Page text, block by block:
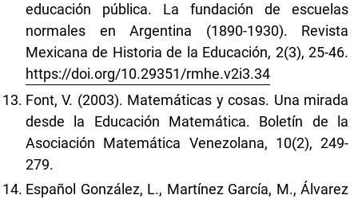
educación pública. La fundación de escuelas
normales en Argentina (1890-1930). Revista
Mexicana de Historia de la Educación, 2(3), 25-46.
https://doi.org/10.29351/rmhe.v2i3.34
Font, V. (2003). Matemáticas y cosas. Una mirada
desde la Educación Matemática. Boletín de la
Asociación Matemática Venezolana, 10(2), 249-
279.
Español González, L., Martínez García, M., Álvarez